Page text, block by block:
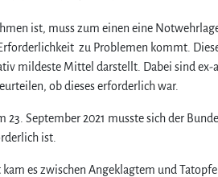
ist, muss zum einen eine
zu Problemen kommt.
mildeste Mittel darstellt. Dabei sind
ob dieses erforderlich war.
23. September 2021 musste sich der
ist.
kam es zwischen Angeklagtem und